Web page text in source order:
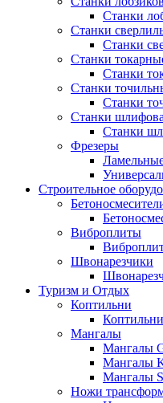
Станки
Станки
Станки
Станки
Станки
Станки
Станки
Станки
Станки
Фрезеры
Строительное
Виброплиты
Швонарезчики
Туризм и Отдых
Коптильни
Мангалы
Мангалы
Мангалы
Мангалы
Ножи